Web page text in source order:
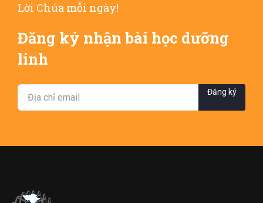
Lời Chúa mỗi ngày!
Đăng ký nhận bài học dưỡng
linh
Đăng ký